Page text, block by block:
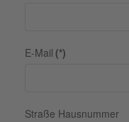
E-Mail (*)
Straße Hausnummer